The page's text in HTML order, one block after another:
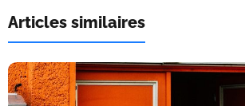
Articles similaires